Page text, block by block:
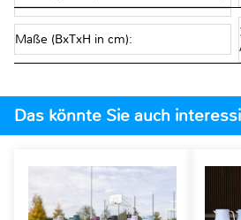
Maße (BxTxH in cm):
Das könnte Sie auch